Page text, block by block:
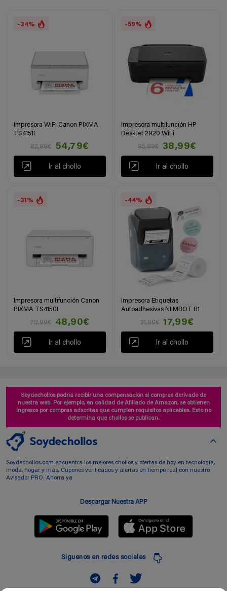
-34%
Impresora WiFi Canon PIXMA
TS4151I
82,99€
54,79€
Ir al chollo
-59%
Impresora multifunción HP
DeskJet 2920 WiFi
95,99€
38,99€
Ir al chollo
-31%
Impresora multifunción Canon
PIXMA TS4150I
70,99€
48,90€
Ir al chollo
-44%
Impresora Etiquetas
Autoadhesivas NIIMBOT B1
31,99€
17,99€
Ir al chollo
Soydechollos podría recibir una compensación si compras derivado de
nuestra web. Por ejemplo, en calidad de Afiliado de Amazon, se obtienen
ingresos por compras adscritas que cumplen requisitos aplicables. Esto no
determina que chollos se publican.
Soydechollos.com encuentra los mejores chollos y ofertas de hoy en tecnología,
moda, hogar y más. Cupones verificados y alertas en tiempo real con nuestro
Avisador PRO. Ahorra ya
Descargar Nuestra APP
Siguenos en redes sociales